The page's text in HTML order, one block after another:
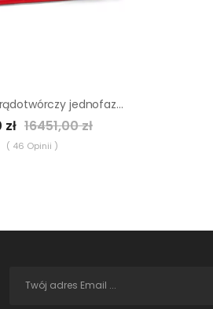
Agregat prądotwórczy jednofazowy Endress ESE 604 YS DI
16451,00 zł
( 46 Opinii )